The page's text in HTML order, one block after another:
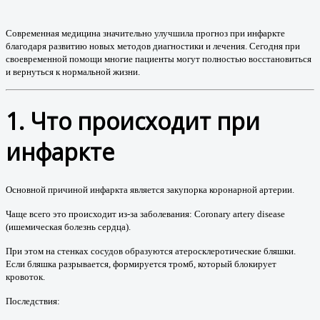
Современная медицина значительно улучшила прогноз при инфаркте
благодаря развитию новых методов диагностики и лечения. Сегодня при
своевременной помощи многие пациенты могут полностью восстановиться
и вернуться к нормальной жизни.
1. Что происходит при
инфаркте
Основной причиной инфаркта является закупорка коронарной артерии.
Чаще всего это происходит из-за заболевания: Coronary artery disease
(ишемическая болезнь сердца)
При этом на стенках сосудов образуются атеросклеротические бляшки.
Если бляшка разрывается, формируется тромб, который блокирует
кровоток.
Последствия: